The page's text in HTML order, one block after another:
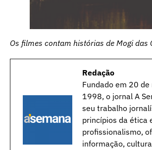
Os filmes contam histórias de Mogi das
Redação
Fundado em 20 de
1998, o jornal A
seu trabalho
princípios da ética
profissionalismo,
informação,